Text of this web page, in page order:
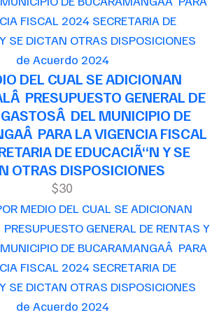
de Acuerdo 2024
DEL CUAL SE ADICIONAN
PRESUPUESTO GENERAL DE
DEL MUNICIPIO DE
PARA LA VIGENCIA FISCAL
DE EDUCACIÃ“N Y SE
OTRAS DISPOSICIONES
$30
de Acuerdo 2024